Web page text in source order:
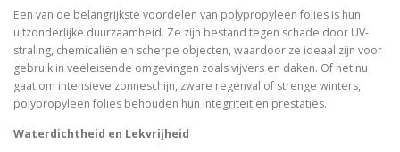
Een van de belangrijkste voordelen van polypropyleen folies is hun
uitzonderlijke duurzaamheid. Ze zijn bestand tegen schade door UV-
straling, chemicaliën en scherpe objecten, waardoor ze ideaal zijn voor
gebruik in veeleisende omgevingen zoals vijvers en daken. Of het nu
gaat om intensieve zonneschijn, zware regenval of strenge winters,
polypropyleen folies behouden hun integriteit en prestaties.
Waterdichtheid en Lekvrijheid